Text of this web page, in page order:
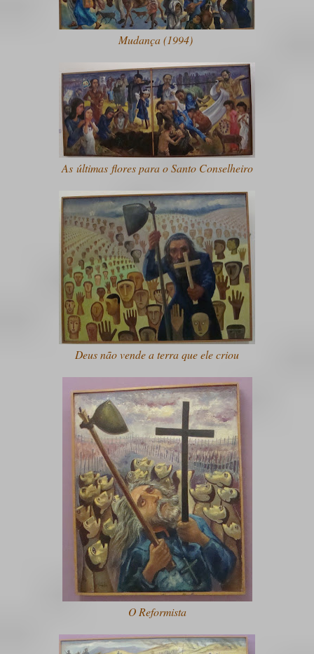
Mudança (1994)
As últimas flores para o Santo Conselheiro
Deus não vende a terra que ele criou
O Reformista